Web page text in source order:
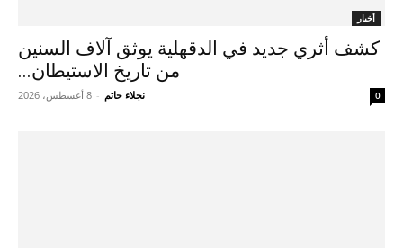
أخبار
كشف أثري جديد في الدقهلية يوثق آلاف السنين
من تاريخ الاستيطان...
نجلاء حاتم - 8 أغسطس، 2026 0